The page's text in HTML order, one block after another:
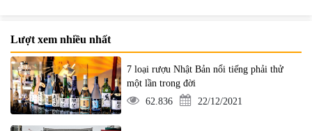
Lượt xem nhiều nhất
7 loại rượu Nhật Bản nổi tiếng phải thử
một lần trong đời
62.836
22/12/2021